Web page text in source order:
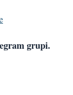
grupi.